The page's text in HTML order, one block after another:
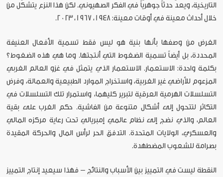
التاريخية، ويعدّ حدثاً جوهريّاً في الفكر الصهيوني. لكن هذا النزع يتشكّل من
خلال أحداث معينة في أوقات معينة: 1948، 1967، 2023.
الغرض من وصفها بأنها بنية هو ليس فقط تسمية الأفعال العنيفة
المحددة، بل أيضاً تسمية الضغوط التي أنتجتها. وما هي هذه الضغوط؟
بكلمة واحدة: الاستعمار. الاستعمار الذي يتمثل في غزو العالم الغربي
المزعوم للأراضي غير الغربية، واستخراج الموارد الطبيعية والعمالة، وفرض
التسلسلات الهرمية العرقية لتبرير كليهما، واستمرار تلك التسلسلات في
التكاثر لتتحول إلى أشكال متنوعة من الفاشية. حكم الغرب على بقية
العالم، والذي نضج إلى نظام عالمي إمبريالي تحت رعاية مركزه المالي
والعسكري، الولايات المتحدة. التدفق الحر لرأس المال والحركة المقيدة
بصرامة للشعوب المضطهدة.
النقطة ليست في التمييز بين الأسباب والنتائج – فهذا سيعيد إنتاج التمييز